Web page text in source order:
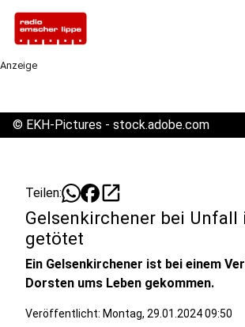
Anzeige
© EKH-Pictures - stock.adobe.com
Teilen: open_in_new
Gelsenkirchener bei Unfall
getötet
Ein Gelsenkirchener ist bei einem
Dorsten ums Leben gekommen.
Veröffentlicht: Montag, 29.01.2024 09:50